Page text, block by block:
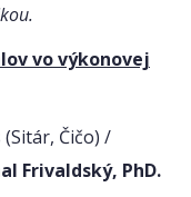
vo výkonovej
Čičo) /
Frivaldský, PhD.